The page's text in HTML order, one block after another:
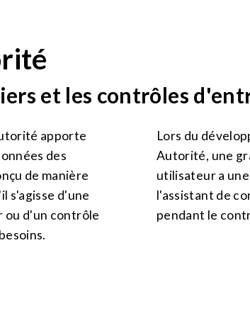
et les contrôles
apporte
des
de manière
s'agisse d'une
ou d'un contrôle
Lors du
Autorité, une
utilisateur a
l'assistant de
pendant le